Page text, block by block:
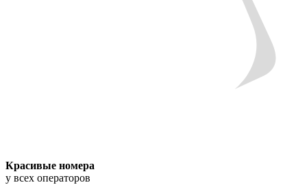
Красивые номера
у всех операторов